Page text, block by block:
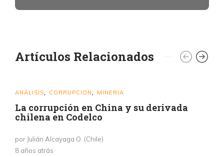
Artículos Relacionados
ANÁLISIS CORRUPCION MINERIA
La corrupción en China y su derivada
chilena en Codelco
por Julián Alcayaga O. (Chile)
8 años atrás